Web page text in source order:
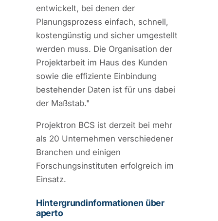
entwickelt, bei denen der
Planungsprozess einfach, schnell,
kostengünstig und sicher umgestellt
werden muss. Die Organisation der
Projektarbeit im Haus des Kunden
sowie die effiziente Einbindung
bestehender Daten ist für uns dabei
der Maßstab."
Projektron BCS ist derzeit bei mehr
als 20 Unternehmen verschiedener
Branchen und einigen
Forschungsinstituten erfolgreich im
Einsatz.
Hintergrundinformationen über
aperto